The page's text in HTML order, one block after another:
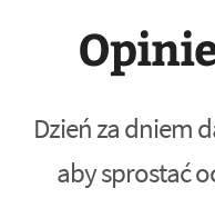
Dzień za dniem
aby sprostać